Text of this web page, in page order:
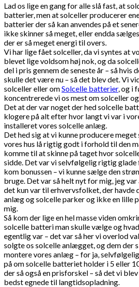
Lad os lige en gang for alle slå fast, at
batterier, men at solceller producerer
batterier der så kan anvendes på et
ikke skinner så meget, eller endda
der er så meget energi til overs.
Vi har lige fået solceller, da vi syntes at
blevet lige voldsom høj nok, og da
del i pris gennem de seneste år – så hvis
skulle det være nu – så det blev det. Vi
solceller eller omSolcelle batterier, og i
koncentrerede vi os mest om solceller
Det at der var noget der hed solcelle
klogere på alt efter hvor langt vi var i
installeret vores solcelle anlæg.
Det hed sig at vi kunne producere meget
vores hus lå rigtig godt i forhold til den
komme til at skinne på taget hvor
sidde. Det var vi selvfølgelig rigtig glade
kom bonussen – vi kunne sælge den
bruge. Det var så helt nyt for mig, jeg
det kun var til erhvervsfolket, der havde
anlæg og solcelle parker og ikke en lille
mig.
Så kom der lige en hel masse viden
solcelle batteri man skulle vælge og
egentlig var – det var så her vi overlod
solgte os solcelle anlægget, og dem der
montere vores anlæg – for ja,
på om solcelle batteriet holder i 5 eller
der så også en prisforskel – så det vi
bedst egnede til langtidsopladning.